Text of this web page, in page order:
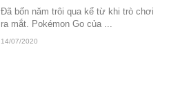
Đã bốn năm trôi qua kể từ khi trò chơi
ra mắt. Pokémon Go của ...
14/07/2020